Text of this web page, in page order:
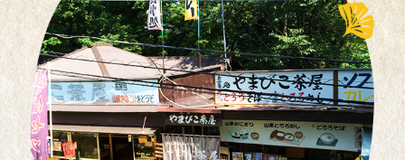
アクセス/ACCESS
予約/RESERVATION
お問合せ/CONTACT
お品書き/MENU のコピー